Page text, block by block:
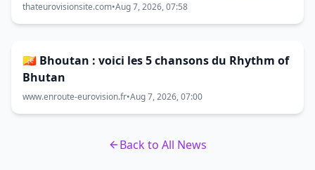
thateurovisionsite.com•Aug 7, 2026, 07:58
🇧🇹 Bhoutan : voici les 5 chansons du Rhythm of
Bhutan
www.enroute-eurovision.fr•Aug 7, 2026, 07:00
Back to All News